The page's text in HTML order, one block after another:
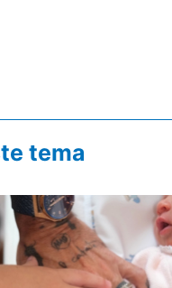
tema